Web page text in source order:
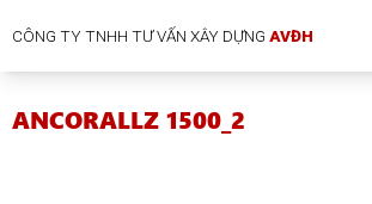
CÔNG TY TNHH TƯ VẤN XÂY DỰNGAVĐH
ANCORALLZ 1500_2